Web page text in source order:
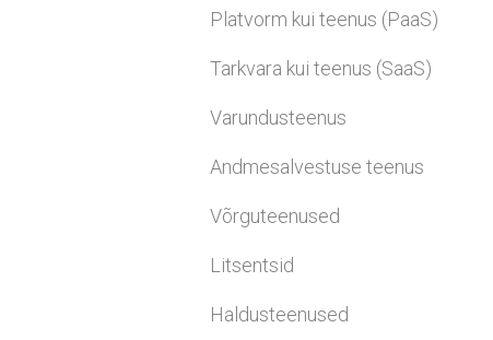
Platvorm kui teenus (PaaS)
Tarkvara kui teenus (SaaS)
Varundusteenus
Andmesalvestuse teenus
Võrguteenused
Litsentsid
Haldusteenused